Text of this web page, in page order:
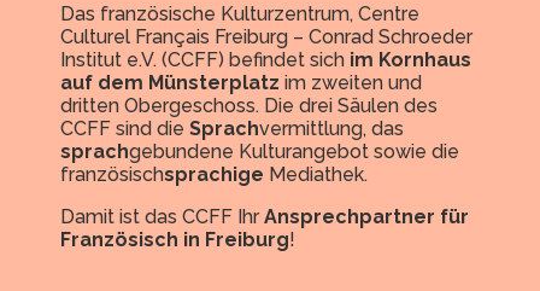
Das französische Kulturzentrum, Centre
Culturel Français Freiburg – Conrad Schroeder
Institut e.V. (CCFF) befindet sich im Kornhaus
auf dem Münsterplatz im zweiten und
dritten Obergeschoss. Die drei Säulen des
CCFF sind die Sprachvermittlung, das
sprachgebundene Kulturangebot sowie die
französischsprachige Mediathek.
Damit ist das CCFF IhrAnsprechpartner für
Französisch in Freiburg!